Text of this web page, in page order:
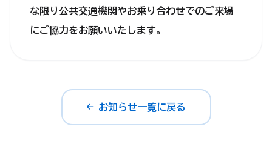
な限り公共交通機関やお乗り合わせでのご来場
にご協力をお願いいたします。
お知らせ一覧に戻る